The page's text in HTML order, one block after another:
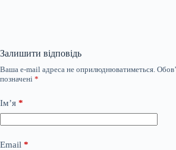
Залишити відповідь
Ваша e-mail адреса не оприлюднюватиметься.
позначені *
Ім’я *
Email *